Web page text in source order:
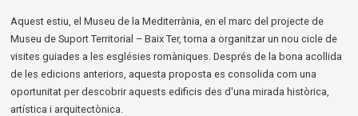
Aquest estiu, el Museu de la Mediterrània, en el marc del projecte de
Museu de Suport Territorial – Baix Ter, torna a organitzar un nou cicle de
visites guiades a les esglésies romàniques. Després de la bona acollida
de les edicions anteriors, aquesta proposta es consolida com una
oportunitat per descobrir aquests edificis des d'una mirada històrica,
artística i arquitectònica.